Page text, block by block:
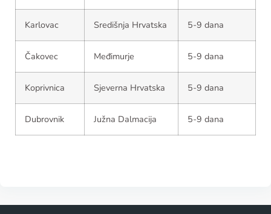
Karlovac Središnja Hrvatska 5-9 dana
Čakovec Međimurje 5-9 dana
Koprivnica Sjeverna Hrvatska 5-9 dana
Dubrovnik Južna Dalmacija 5-9 dana